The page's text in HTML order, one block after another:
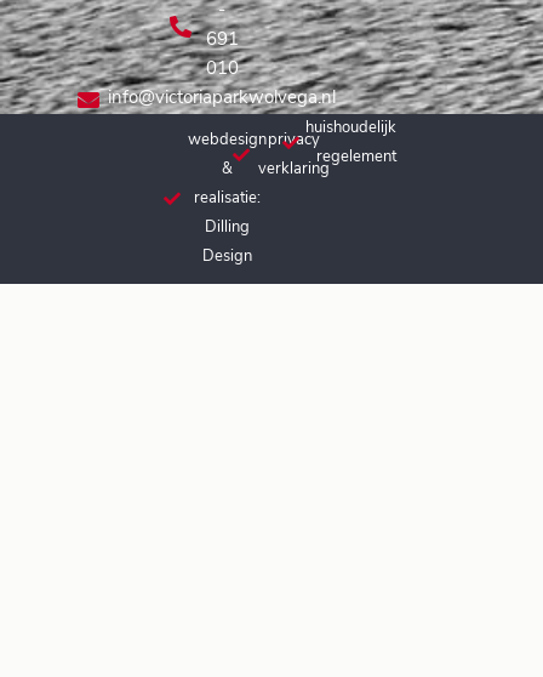
-
691
010
info@victoriaparkwolvega.nl
webdesign
&
realisatie:
Dilling
Design
privacy
verklaring
huishoudelijk
regelement